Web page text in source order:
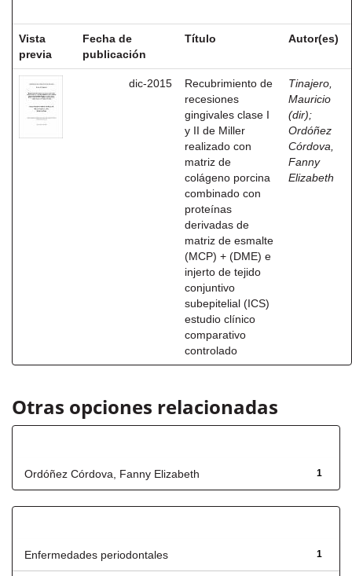
Vista
previa
Fecha de
publicación
Título Autor(es)
dic-2015
Recubrimiento de
recesiones
gingivales clase I
y II de Miller
realizado con
matriz de
colágeno porcina
combinado con
proteínas
derivadas de
matriz de esmalte
(MCP) + (DME) e
injerto de tejido
conjuntivo
subepitelial (ICS)
estudio clínico
comparativo
controlado
Tinajero,
Mauricio
(dir);
Ordóñez
Córdova,
Fanny
Elizabeth
Otras opciones relacionadas
1
Ordóñez Córdova, Fanny Elizabeth
1
Enfermedades periodontales